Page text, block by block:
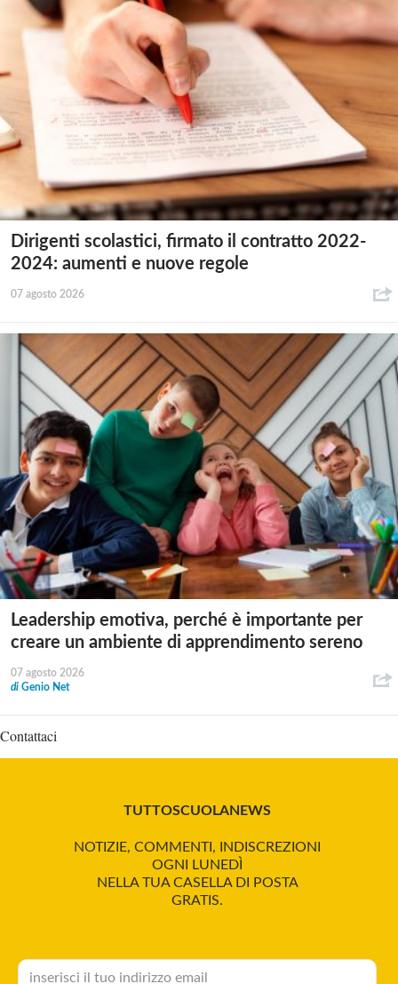
Dirigenti scolastici, firmato il contratto 2022-
2024: aumenti e nuove regole
07 agosto 2026
Leadership emotiva, perché è importante per
creare un ambiente di apprendimento sereno
07 agosto 2026
di Genio Net
Contattaci
TUTTOSCUOLANEWS
NOTIZIE, COMMENTI, INDISCREZIONI
OGNI LUNEDÌ
NELLA TUA CASELLA DI POSTA
GRATIS.